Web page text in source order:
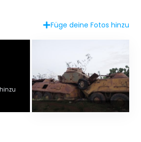
Füge deine Fotos hinzu